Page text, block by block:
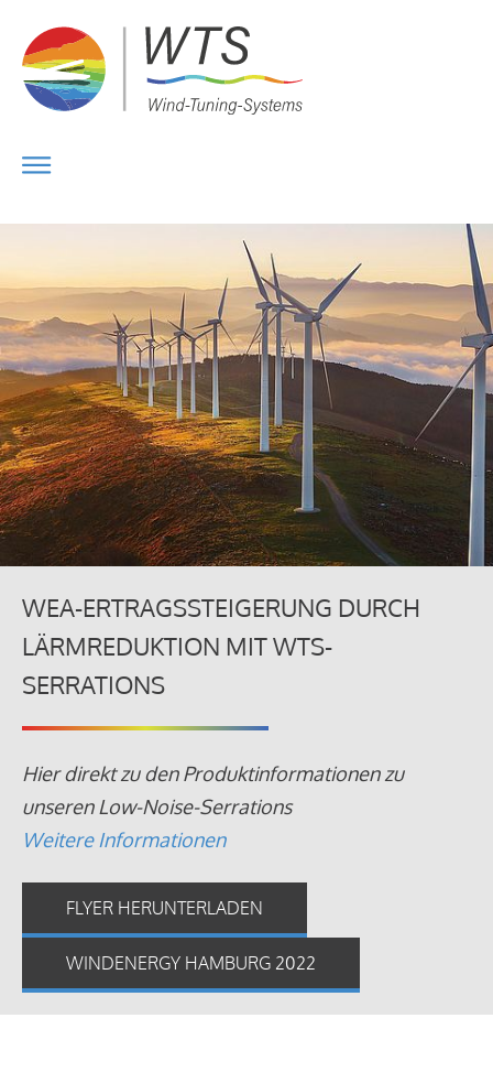
WEA-ERTRAGSSTEIGERUNG DURCH
LÄRMREDUKTION MIT WTS-
SERRATIONS
Hier direkt zu den Produktinformationen zu
unseren Low-Noise-Serrations
Weitere Informationen
FLYER HERUNTERLADEN
WINDENERGY HAMBURG 2022